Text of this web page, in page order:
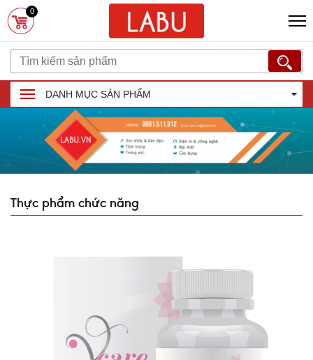
0
DANH MỤC SẢN PHẨM
Thực phẩm chức năng